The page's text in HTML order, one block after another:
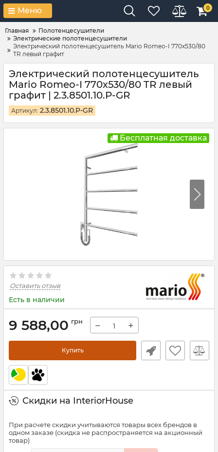
Меню 0
Главная
Полотенцесушители
Электрические полотенцесушители
Электрический полотенцесушитель Mario Romeo-I 770х530/80
TR левый графит
Электрический полотенцесушитель
Mario Romeo-I 770х530/80 TR левый
графит | 2.3.8501.10.P-GR
Артикул: 2.3.8501.10.P-GR
Бесплатная доставка
Оставить отзыв
Есть в наличии
9 588,00 грн − +
Купить
Скидки на InteriorHouse
При расчете скидки учитываются товары всех брендов в
одном заказе (скидка не распространяется на акционный
товар)